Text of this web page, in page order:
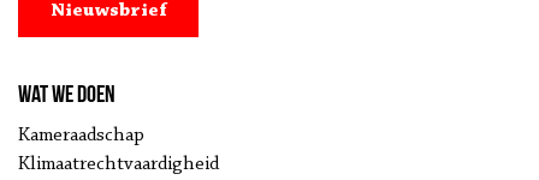
Nieuwsbrief
Wat we doen
Kameraadschap
Klimaatrechtvaardigheid